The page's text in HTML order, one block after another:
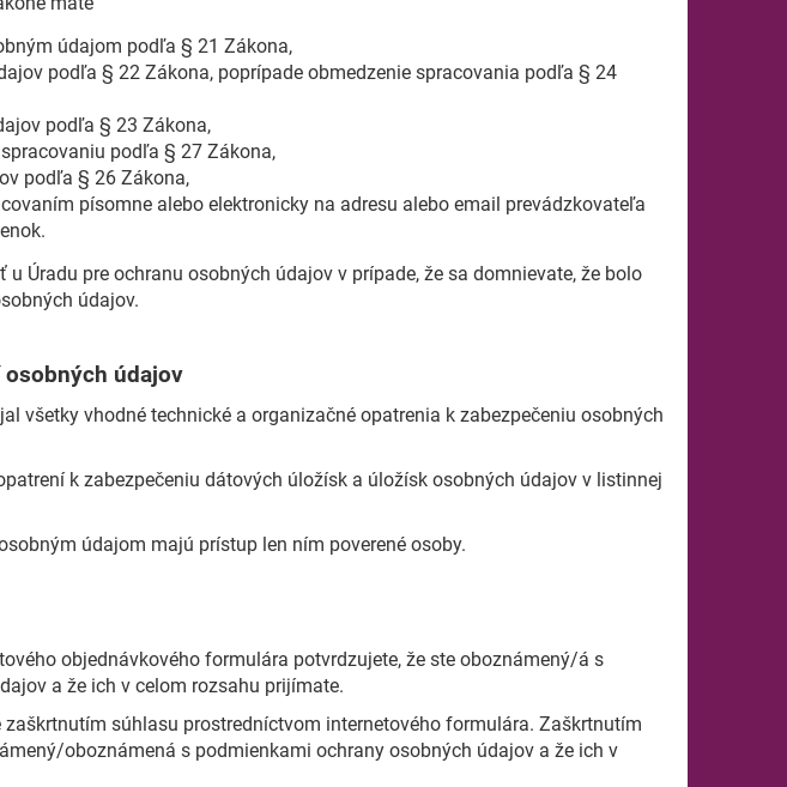
údajom podľa § 21 Zákona,
podľa § 22 Zákona, poprípade obmedzenie spracovania podľa § 24
podľa § 23 Zákona,
podľa § 27 Zákona,
podľa § 26 Zákona,
písomne alebo elektronicky na adresu alebo email prevádzkovateľa
Úradu pre ochranu osobných údajov v prípade, že sa domnievate, že bolo
údajov.
osobných údajov
všetky vhodné technické a organizačné opatrenia k zabezpečeniu osobných
k zabezpečeniu dátových úložísk a úložísk osobných údajov v listinnej
údajom majú prístup len ním poverené osoby.
objednávkového formulára potvrdzujete, že ste oboznámený/á s
a že ich v celom rozsahu prijímate.
súhlasu prostredníctvom internetového formulára. Zaškrtnutím
oboznámená s podmienkami ochrany osobných údajov a že ich v